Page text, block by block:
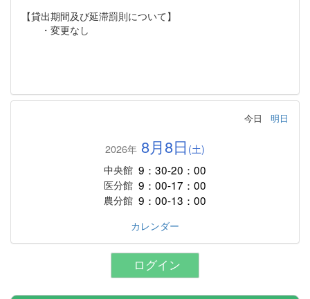
【貸出期間及び延滞罰則について】
・変更なし
今日 明日
2026年 8月8日 (土)
中央館 9：30-20：00
医分館 9：00-17：00
農分館 9：00-13：00
カレンダー
ログイン